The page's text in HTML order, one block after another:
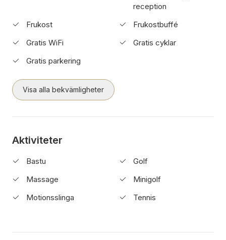
reception
Frukost
Frukostbuffé
Gratis WiFi
Gratis cyklar
Gratis parkering
Visa alla bekvämligheter
Aktiviteter
Bastu
Golf
Massage
Minigolf
Motionsslinga
Tennis